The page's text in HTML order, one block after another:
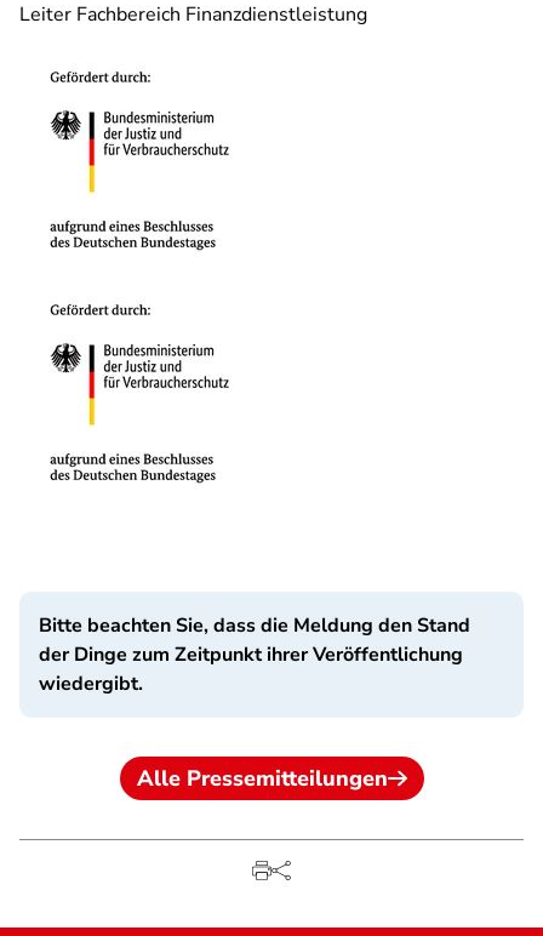
Leiter Fachbereich Finanzdienstleistung
Bitte beachten Sie, dass die Meldung den Stand
der Dinge zum Zeitpunkt ihrer Veröffentlichung
wiedergibt.
Alle Pressemitteilungen